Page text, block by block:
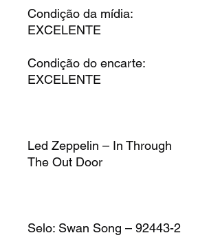
Condição da mídia:
EXCELENTE
Condição do encarte:
EXCELENTE
Led Zeppelin – In Through
The Out Door
Selo: Swan Song – 92443-2